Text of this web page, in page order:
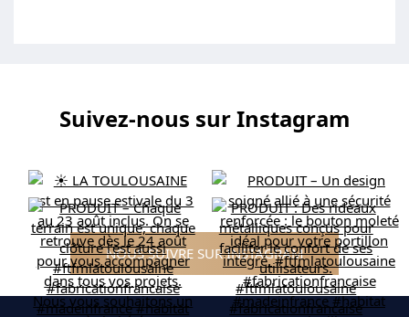
Suivez-nous sur Instagram
NOUS SUIVRE SUR INSTAGRAM